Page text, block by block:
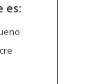
es: